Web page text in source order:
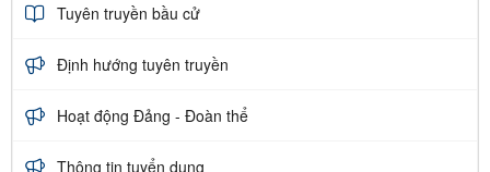
Tuyên truyền bầu cử
Định hướng tuyên truyền
Hoạt động Đảng - Đoàn thể
Thông tin tuyển dụng